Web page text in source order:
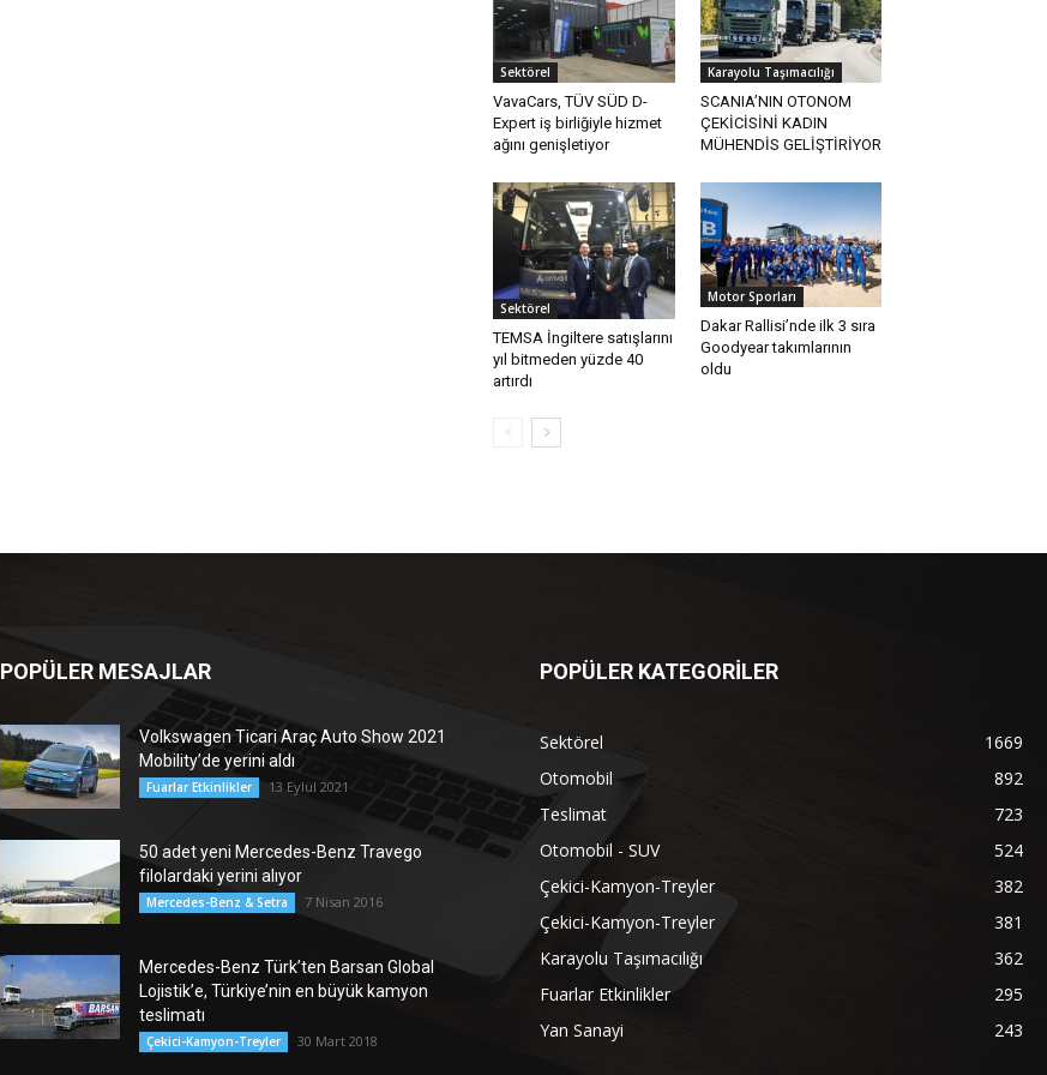
Sektörel
VavaCars, TÜV SÜD D-
Expert iş birliğiyle hizmet
ağını genişletiyor
Karayolu Taşımacılığı
SCANIA’NIN OTONOM
ÇEKİCİSİNİ KADIN
MÜHENDİS GELİŞTİRİYOR
Sektörel
TEMSA İngiltere satışlarını
yıl bitmeden yüzde 40
artırdı
Motor Sporları
Dakar Rallisi’nde ilk 3 sıra
Goodyear takımlarının
oldu
POPÜLER MESAJLAR
Volkswagen Ticari Araç Auto Show 2021
Mobility’de yerini aldı
Fuarlar Etkinlikler 13 Eylül 2021
50 adet yeni Mercedes-Benz Travego
filolardaki yerini alıyor
Mercedes-Benz & Setra 7 Nisan 2016
Mercedes-Benz Türk’ten Barsan Global
Lojistik’e, Türkiye’nin en büyük kamyon
teslimatı
Çekici-Kamyon-Treyler 30 Mart 2018
POPÜLER KATEGORİLER
Sektörel
1669
Otomobil
892
Teslimat
723
Otomobil - SUV
524
Çekici-Kamyon-Treyler
382
Çekici-Kamyon-Treyler
381
Karayolu Taşımacılığı
362
Fuarlar Etkinlikler
295
Yan Sanayi
243